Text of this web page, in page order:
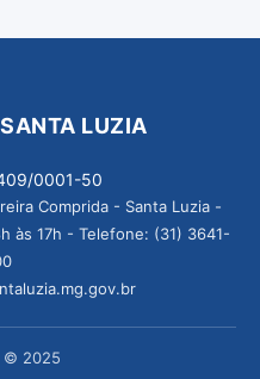
LUZIA
0001-50
Comprida - Santa Luzia -
às 17h - Telefone: (31) 3641-
© 2025